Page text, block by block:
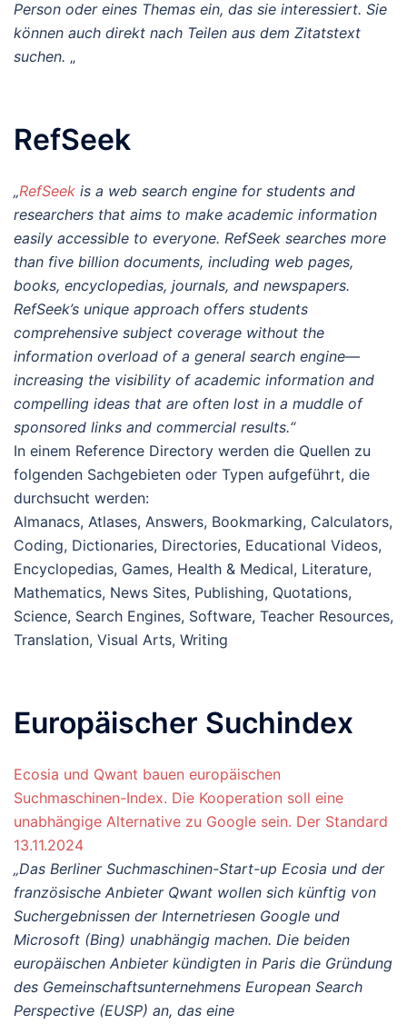
Person oder eines Themas ein, das sie interessiert. Sie
können auch direkt nach Teilen aus dem Zitatstext
suchen. „
RefSeek
„RefSeek is a web search engine for students and
researchers that aims to make academic information
easily accessible to everyone. RefSeek searches more
than five billion documents, including web pages,
books, encyclopedias, journals, and newspapers.
RefSeek’s unique approach offers students
comprehensive subject coverage without the
information overload of a general search engine—
increasing the visibility of academic information and
compelling ideas that are often lost in a muddle of
sponsored links and commercial results.“
In einem Reference Directory werden die Quellen zu
folgenden Sachgebieten oder Typen aufgeführt, die
durchsucht werden:
Almanacs, Atlases, Answers, Bookmarking, Calculators,
Coding, Dictionaries, Directories, Educational Videos,
Encyclopedias, Games, Health & Medical, Literature,
Mathematics, News Sites, Publishing, Quotations,
Science, Search Engines, Software, Teacher Resources,
Translation, Visual Arts, Writing
Europäischer Suchindex
Ecosia und Qwant bauen europäischen
Suchmaschinen-Index. Die Kooperation soll eine
unabhängige Alternative zu Google sein. Der Standard
13.11.2024
„Das Berliner Suchmaschinen-Start-up Ecosia und der
französische Anbieter Qwant wollen sich künftig von
Suchergebnissen der Internetriesen Google und
Microsoft (Bing) unabhängig machen. Die beiden
europäischen Anbieter kündigten in Paris die Gründung
des Gemeinschaftsunternehmens European Search
Perspective (EUSP) an, das eine